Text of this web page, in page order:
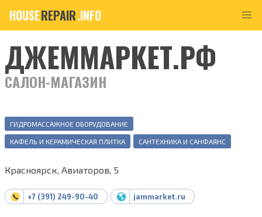
HOUSEREPAIR.INFO
ДЖЕММАРКЕТ.РФ
САЛОН-МАГАЗИН
ГИДРОМАССАЖНОЕ ОБОРУДОВАНИЕ
КАФЕЛЬ И КЕРАМИЧЕСКАЯ ПЛИТКА САНТЕХНИКА И САНФАЯНС
Красноярск, Авиаторов, 5
+7 (391) 249-90-40 jammarket.ru